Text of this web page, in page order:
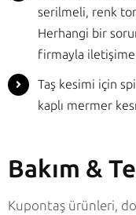
serilmeli, renk
Herhangi bir
firmayla
Taş kesimi için
kaplı mermer
Bakım &
Kupontaş ürünleri,